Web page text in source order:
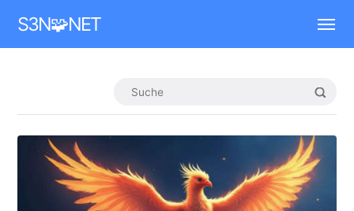
S3N🧩NET